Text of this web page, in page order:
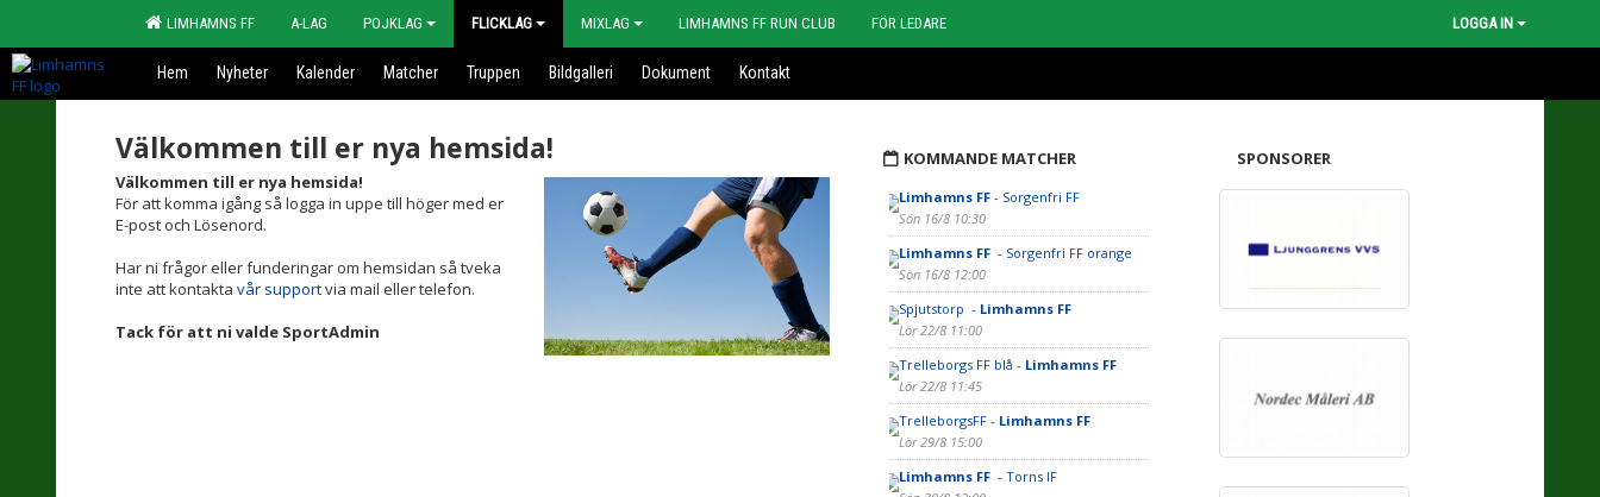
LIMHAMNS FF A-LAG POJKLAG FLICKLAG MIXLAG LIMHAMNS FF RUN CLUB FÖR LEDARE LOGGA IN
Hem Nyheter Kalender Matcher Truppen Bildgalleri Dokument Kontakt
Välkommen till er nya hemsida!
Välkommen till er nya hemsida!
För att komma igång så logga in uppe till höger med er
E-post och Lösenord.
Har ni frågor eller funderingar om hemsidan så tveka
inte att kontakta vår supportvia mail eller telefon.
Tack för att ni valde SportAdmin
KOMMANDE MATCHER
Limhamns FF- Sorgenfri FF
Sön 16/8 10:30
Limhamns FF - Sorgenfri FF orange
Sön 16/8 12:00
Spjutstorp - Limhamns FF
Lör 22/8 11:00
Trelleborgs FF blå - Limhamns FF
Lör 22/8 11:45
TrelleborgsFF - Limhamns FF
Lör 29/8 15:00
Limhamns FF - Torns IF
SPONSORER